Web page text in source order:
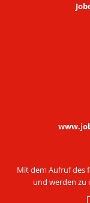
Mit dem Aufruf des
und werden zu